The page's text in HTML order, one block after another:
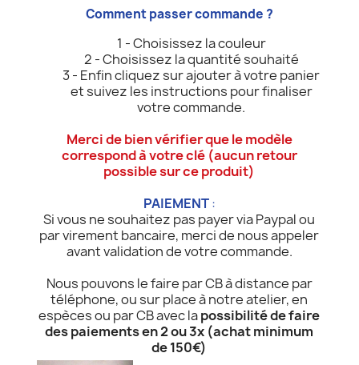
Comment passer commande ?
1 - Choisissez la couleur
2 - Choisissez la quantité souhaité
3 - Enfin cliquez sur ajouter à votre panier
et suivez les instructions pour finaliser
votre commande.
Merci de bien vérifier que le modèle
correspond à votre clé (aucun retour
possible sur ce produit)
PAIEMENT:
Si vous ne souhaitez pas payer via Paypal ou
par virement bancaire, merci de nous appeler
avant validation de votre commande.
Nous pouvons le faire par CB à distance par
téléphone, ou sur place à notre atelier, en
espèces ou par CB avec lapossibilité de faire
des paiements en 2 ou 3x (achat minimum
de 150€)